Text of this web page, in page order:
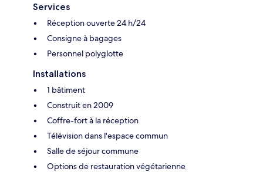
Services
Réception ouverte 24 h/24
Consigne à bagages
Personnel polyglotte
Installations
1 bâtiment
Construit en 2009
Coffre-fort à la réception
Télévision dans l'espace commun
Salle de séjour commune
Options de restauration végétarienne